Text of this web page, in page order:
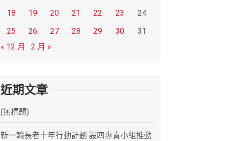
18
19 20 21 22 23
24
25
26 27 28 29 30
31
« 12 月
2 月 »
近期文章
(無標題)
新一輪長者十年行動計劃 設四專責小組推動